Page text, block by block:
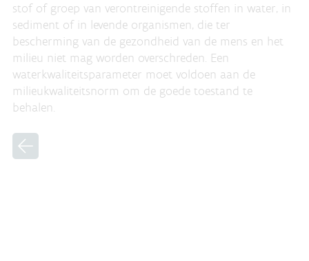
stof of groep van verontreinigende stoffen in water, in
sediment of in levende organismen, die ter
bescherming van de gezondheid van de mens en het
milieu niet mag worden overschreden. Een
waterkwaliteitsparameter moet voldoen aan de
milieukwaliteitsnorm om de goede toestand te
behalen.